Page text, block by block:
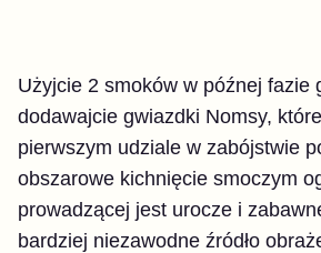
Użyjcie 2 smoków w późnej fazie
dodawajcie gwiazdki Nomsy,
pierwszym udziale w zabójstwie
obszarowe kichnięcie smoczym
prowadzącej jest urocze i
bardziej niezawodne źródło